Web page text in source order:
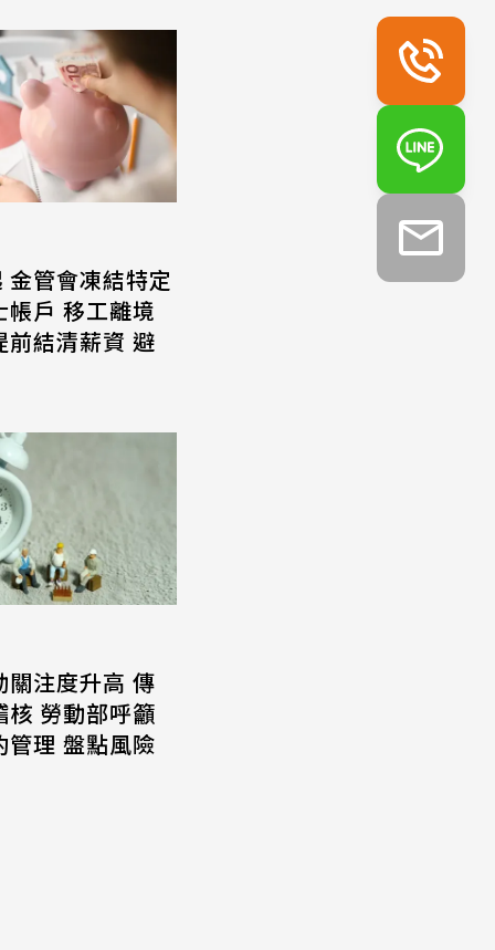
金管會凍結特定
帳戶 移工離境
前結清薪資 避
關注度升高 傳
核 勞動部呼籲
管理 盤點風險